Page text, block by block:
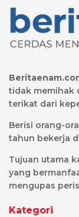
tidak memihak
terikat dari
Berisi orang-
tahun bekerja
Tujuan utama
yang
mengupas
Kategori